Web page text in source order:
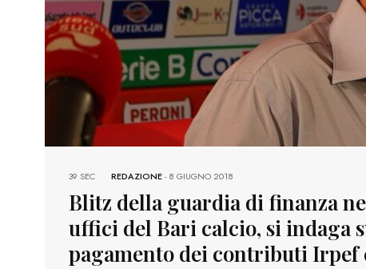
REDAZIONE-8 GIUGNO 2018
39 SEC
Blitz della guardia di finanza
uffici del Bari calcio, si indaga
pagamento dei contributi Irpef